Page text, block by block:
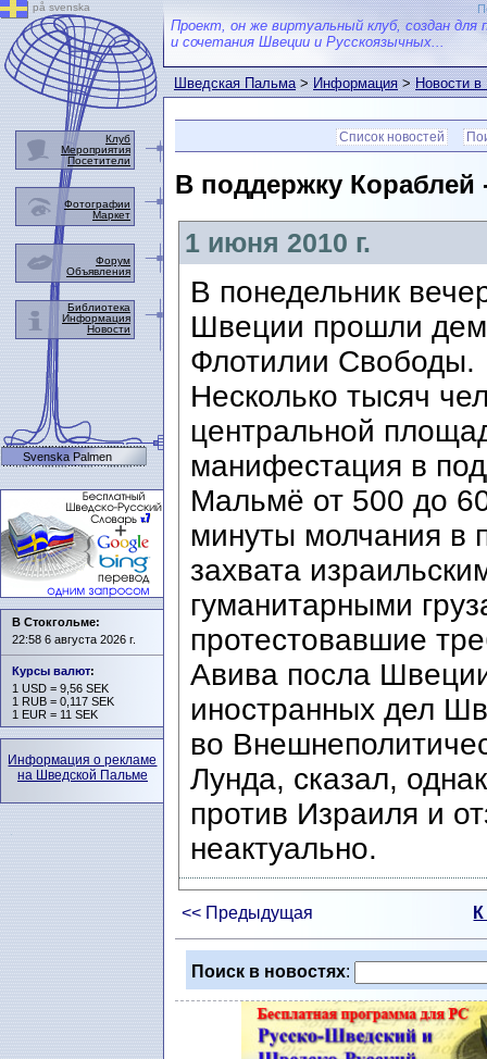
Проект, он же виртуальный клуб, создан для
и сочетания Швеции и Русскоязычных...
Шведская Пальма>Информация>Новости
Список новостей
В поддержку Кораблей
1 июня 2010 г.
В понедельник
Швеции прошли
Флотилии Свободы.
Несколько тысяч
центральной
манифестация в
Мальмё от 500 до
минуты молчания в
захвата
гуманитарными
протестовавшие
Авива посла
иностранных дел
во
Лунда, сказал,
против Израиля и
неактуально.
<< Предыдущая
Поиск в новостях:
på svenska
Клуб
Мероприятия
Посетители
Фотографии
Маркет
Форум
Объявления
Библиотека
Информация
Новости
Svenska Palmen
В Стокгольме:
22:58 6 августа 2026 г.
Курсы валют:
1 USD = 9,56 SEK
1 RUB = 0,117 SEK
1 EUR = 11 SEK
Информация о рекламе
на Шведской Пальме